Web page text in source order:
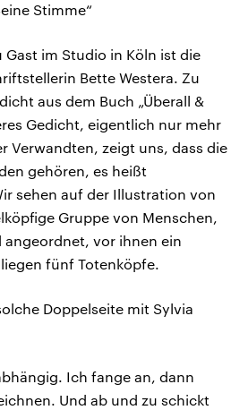
Stimme“
Gast im Studio in Köln ist die
Bette Westera. Zu
aus dem Buch „Überall &
Gedicht, eigentlich nur mehr
Verwandten, zeigt uns, dass die
gehören, es heißt
sehen auf der Illustration von
Gruppe von Menschen,
angeordnet, vor ihnen ein
fünf Totenköpfe.
Doppelseite mit Sylvia
Ich fange an, dann
Und ab und zu schickt